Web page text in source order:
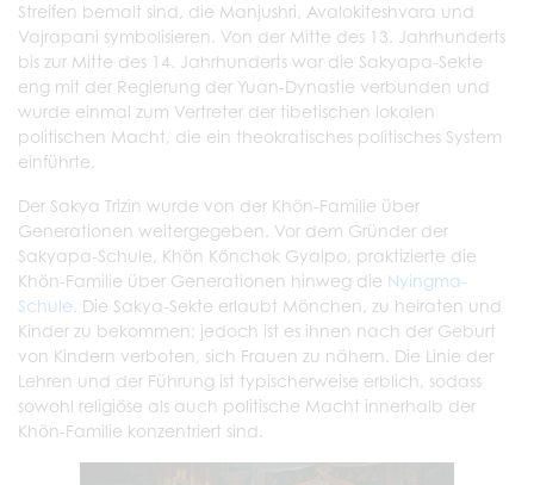
Streifen bemalt sind, die Manjushri, Avalokiteshvara und
Vajrapani symbolisieren. Von der Mitte des 13. Jahrhunderts
bis zur Mitte des 14. Jahrhunderts war die Sakyapa-Sekte
eng mit der Regierung der Yuan-Dynastie verbunden und
wurde einmal zum Vertreter der tibetischen lokalen
politischen Macht, die ein theokratisches politisches System
einführte.
Der Sakya Trizin wurde von der Khön-Familie über
Generationen weitergegeben. Vor dem Gründer der
Sakyapa-Schule, Khön Könchok Gyalpo, praktizierte die
Khön-Familie über Generationen hinweg die Nyingma-
Schule . Die Sakya-Sekte erlaubt Mönchen, zu heiraten und
Kinder zu bekommen; jedoch ist es ihnen nach der Geburt
von Kindern verboten, sich Frauen zu nähern. Die Linie der
Lehren und der Führung ist typischerweise erblich, sodass
sowohl religiöse als auch politische Macht innerhalb der
Khön-Familie konzentriert sind.